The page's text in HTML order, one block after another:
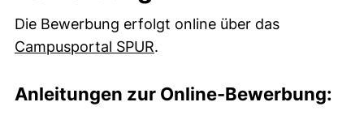
Die Bewerbung erfolgt online über das
Campusportal SPUR(externer Link, öffnet neues
.
Anleitungen zur Online-Bewerbung: